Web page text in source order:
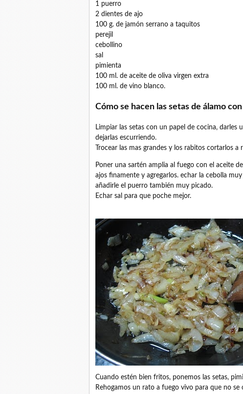
1 puerro
2 dientes de ajo
100 g. de jamón serrano a taquitos
perejil
cebollino
sal
pimienta
100 ml. de aceite de oliva virgen extra
100 ml. de vino blanco.
Cómo se hacen las setas de álamo
Limpiar las setas con un papel de cocina, darles
dejarlas escurriendo.
Trocear las mas grandes y los rabitos cortarlos a
Poner una sartén amplia al fuego con el aceite
ajos finamente y agregarlos. echar la cebolla
añadirle el puerro también muy picado.
Echar sal para que poche mejor.
Cuando estén bien fritos, ponemos las setas,
Rehogamos un rato a fuego vivo para que no se